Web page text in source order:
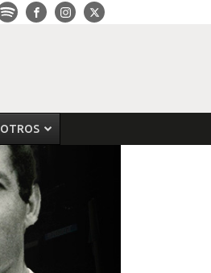
OTROS